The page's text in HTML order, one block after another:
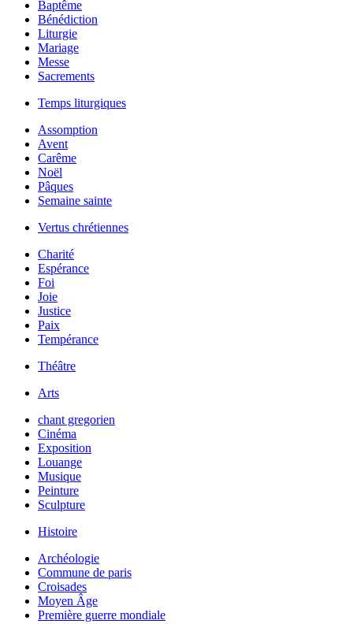
Baptême
Bénédiction
Liturgie
Mariage
Messe
Sacrements
Temps liturgiques
Assomption
Avent
Carême
Noël
Pâques
Semaine sainte
Vertus chrétiennes
Charité
Espérance
Foi
Joie
Justice
Paix
Tempérance
Théâtre
Arts
chant gregorien
Cinéma
Exposition
Louange
Musique
Peinture
Sculpture
Histoire
Archéologie
Commune de paris
Croisades
Moyen Âge
Première guerre mondiale